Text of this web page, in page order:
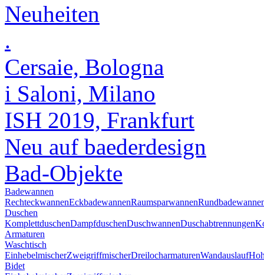
Neuheiten
.
Cersaie, Bologna
i Saloni, Milano
ISH 2019, Frankfurt
Neu auf baederdesign
Bad-Objekte
Badewannen
RechteckwannenEckbadewannenRaumsparwannen
Duschen
KomplettduschenDampfduschenDuschwannenDuschabtrennungen
Armaturen
Waschtisch
EinhebelmischerZweigriffmischerDreilocharmaturenWandauslauf
Bidet